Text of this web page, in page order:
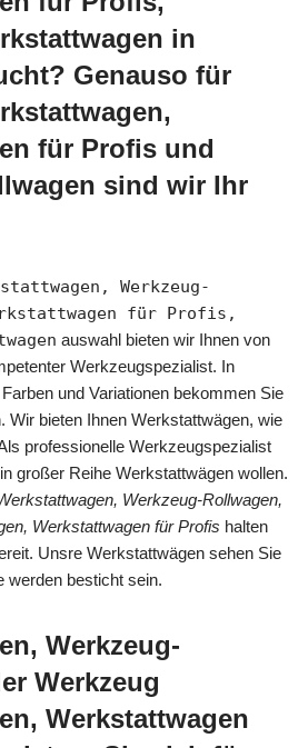
in
Genauso für
für Profis und
sind wir Ihr
Werkzeug-
für Profis,
auswahl bieten wir Ihnen von
Werkzeugspezialist. In
und Variationen bekommen Sie
Wir bieten Ihnen Werkstattwägen, wie
professionelle Werkzeugspezialist
großer Reihe Werkstattwägen wollen.
Werkzeug-Rollwagen,
Werkstattwagen für Profis halten
Unsre Werkstattwägen sehen Sie
werden besticht sein.
Werkzeug-
Werkzeug
Werkstattwagen